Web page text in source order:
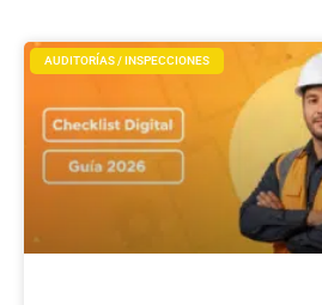
AUDITORÍAS / INSPECCIONES